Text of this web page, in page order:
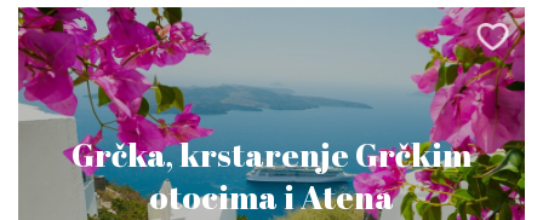
Grčka, krstarenje Grčkim
otocima i Atena